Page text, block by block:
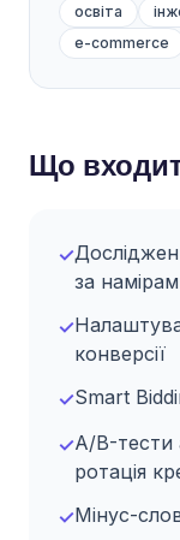
освіта
e-commerce
Що
✓
за
✓
конверсії
✓Smart
✓A/B-тести
ротація
✓Мінус-